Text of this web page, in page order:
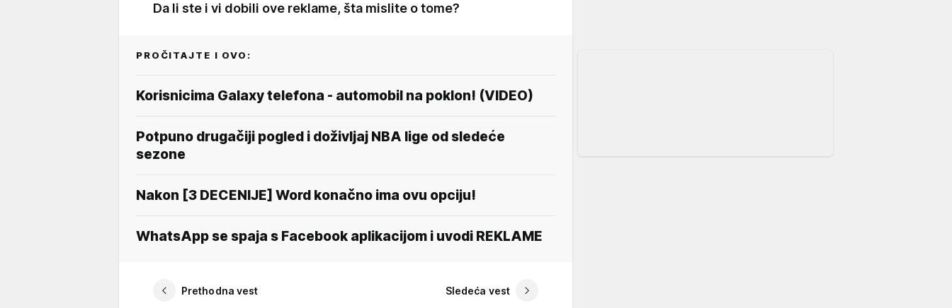
Da li ste i vi dobili ove reklame, šta mislite o tome?
PROČITAJTE I OVO:
Korisnicima Galaxy telefona - automobil na poklon! (VIDEO)
Potpuno drugačiji pogled i doživljaj NBA lige od sledeće
sezone
Nakon [3 DECENIJE] Word konačno ima ovu opciju!
WhatsApp se spaja s Facebook aplikacijom i uvodi REKLAME
Prethodna vest Sledeća vest